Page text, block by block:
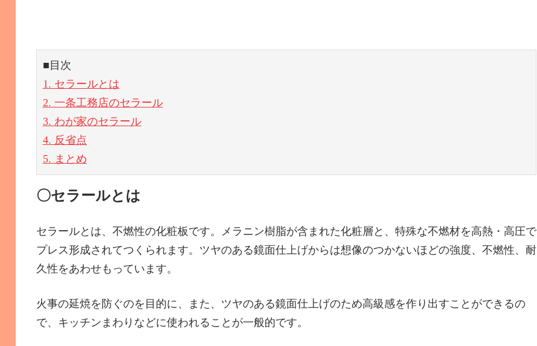
■目次
1. セラールとは
2. 一条工務店のセラール
3. わが家のセラール
4. 反省点
5. まとめ
〇セラールとは
セラールとは、不燃性の化粧板です。メラニン樹脂が含まれた化粧層と、特殊な不燃材を高熱・高圧で
プレス形成されてつくられます。ツヤのある鏡面仕上げからは想像のつかないほどの強度、不燃性、耐
久性をあわせもっています。
火事の延焼を防ぐのを目的に、また、ツヤのある鏡面仕上げのため高級感を作り出すことができるの
で、キッチンまわりなどに使われることが一般的です。